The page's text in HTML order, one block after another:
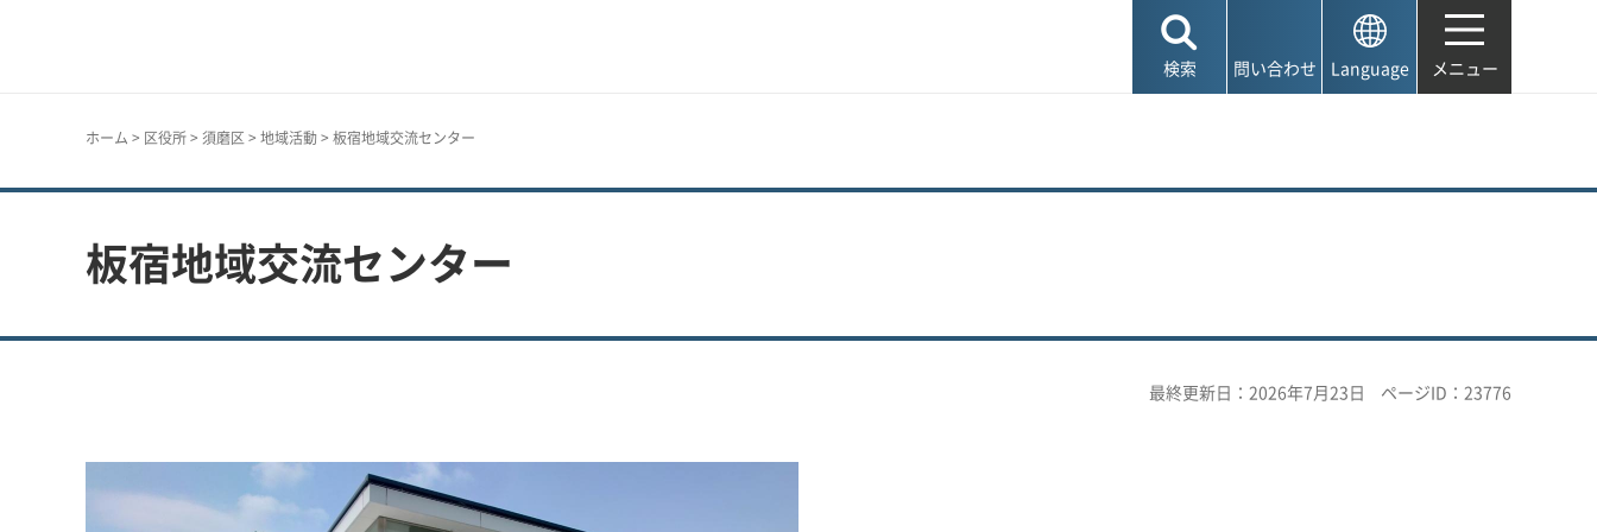
検索 問い合わせ Language メニュー
ホーム > 区役所> 須磨区> 地域活動> 板宿地域交流センター
板宿地域交流センター
最終更新日：2026年7月23日 ページID：23776